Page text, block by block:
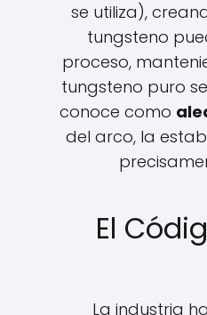
se utiliza),
tungsteno
proceso,
tungsteno puro
conoce como
del arco, la
El
La industria